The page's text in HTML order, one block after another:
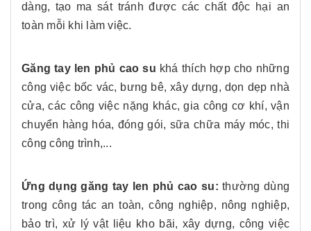
dàng, tạo ma sát tránh được các chất độc hại an
toàn mỗi khi làm việc.
Găng tay len phủ cao su khá thích hợp cho những
công việc bốc vác, bưng bê, xây dựng, dọn dẹp nhà
cửa, các công việc nặng khác, gia công cơ khí, vận
chuyển hàng hóa, đóng gói, sữa chữa máy móc, thi
công công trình,...
Ứng dụng găng tay len phủ cao su: thường dùng
trong công tác an toàn, công nghiệp, nông nghiệp,
bảo trì, xử lý vật liệu kho bãi, xây dựng, công việc